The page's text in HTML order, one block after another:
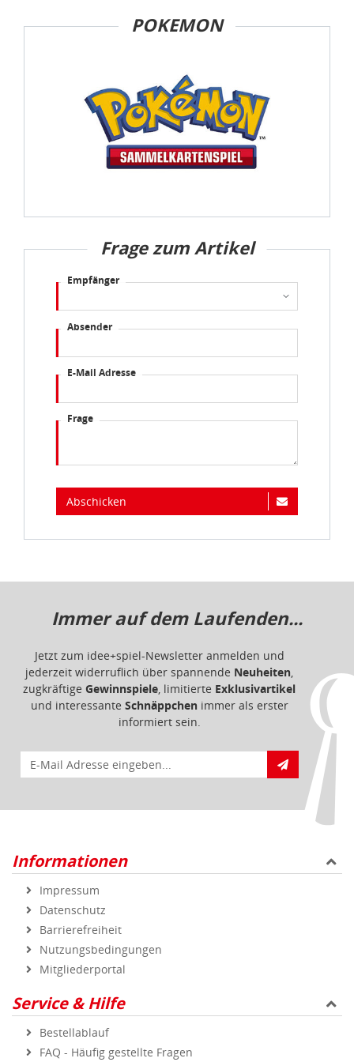
idee+spiel Betriebs-GmbHPOKEMON
Frage zum Artikel
Empfänger
Absender
E-Mail Adresse
Frage
Abschicken
Immer auf dem Laufenden...
Jetzt zum idee+spiel-Newsletter anmelden und
jederzeit widerruflich über spannende Neuheiten,
zugkräftige Gewinnspiele, limitierte Exklusivartikel
und interessante Schnäppchenimmer als erster
informiert sein.
E-Mail für Newsletteranmeldung
Informationen
Impressum
Datenschutz
Barrierefreiheit
Nutzungsbedingungen
Mitgliederportal
Service & Hilfe
Bestellablauf
FAQ - Häufig gestellte Fragen